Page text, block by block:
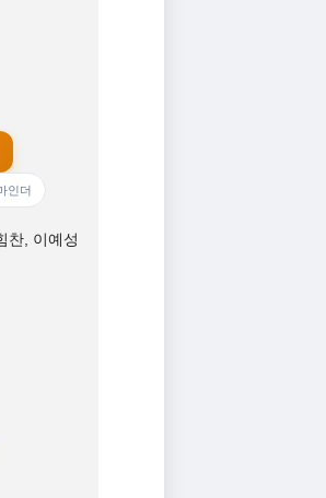
인더
찬, 이예성